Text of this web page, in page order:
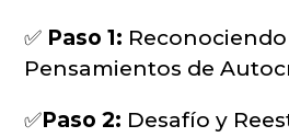
✅ Paso 1:
Pensamientos de
✅Paso 2: Desafío y